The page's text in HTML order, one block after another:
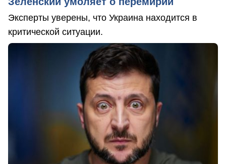
Эксперты уверены, что Украина находится в
критической ситуации.